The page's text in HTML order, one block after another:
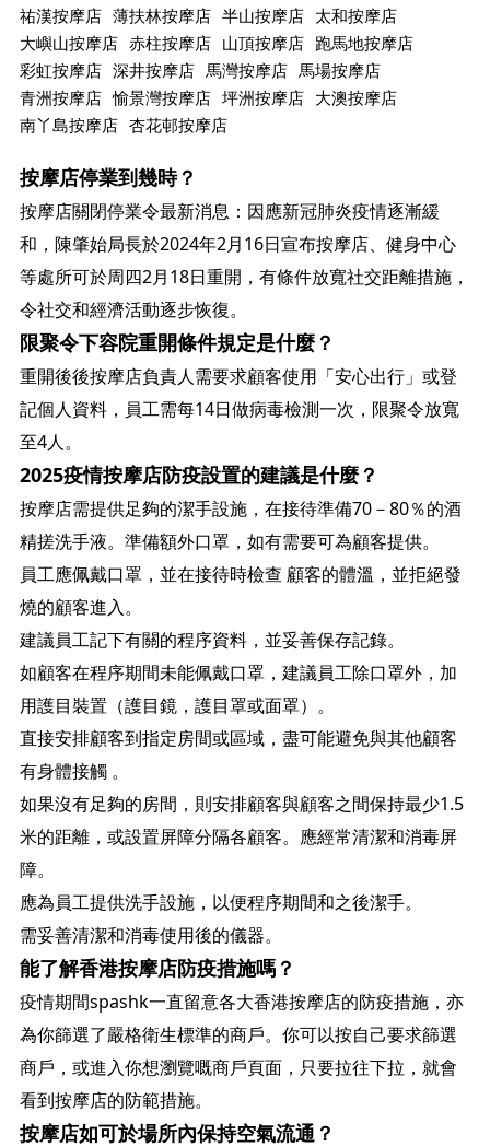
祐漢按摩店 薄扶林按摩店 半山按摩店 太和按摩店
大嶼山按摩店 赤柱按摩店 山頂按摩店 跑馬地按摩店
彩虹按摩店 深井按摩店 馬灣按摩店 馬場按摩店
青洲按摩店 愉景灣按摩店 坪洲按摩店 大澳按摩店
南丫島按摩店 杏花邨按摩店
按摩店停業到幾時？
按摩店關閉停業令最新消息：因應新冠肺炎疫情逐漸緩
和，陳肇始局長於2024年2月16日宣布按摩店、健身中心
等處所可於周四2月18日重開，有條件放寬社交距離措施，
令社交和經濟活動逐步恢復。
限聚令下容院重開條件規定是什麼？
重開後後按摩店負責人需要求顧客使用「安心出行」或登
記個人資料，員工需每14日做病毒檢測一次，限聚令放寬
至4人。
2025疫情按摩店防疫設置的建議是什麼？
按摩店需提供足夠的潔手設施，在接待準備70－80％的酒
精搓洗手液。準備額外口罩，如有需要可為顧客提供。
員工應佩戴口罩，並在接待時檢查 顧客的體溫，並拒絕發
燒的顧客進入。
建議員工記下有關的程序資料，並妥善保存記錄。
如顧客在程序期間未能佩戴口罩，建議員工除口罩外，加
用護目裝置（護目鏡，護目罩或面罩）。
直接安排顧客到指定房間或區域，盡可能避免與其他顧客
有身體接觸 。
如果沒有足夠的房間，則安排顧客與顧客之間保持最少1.5
米的距離，或設置屏障分隔各顧客。應經常清潔和消毒屏
障。
應為員工提供洗手設施，以便程序期間和之後潔手。
需妥善清潔和消毒使用後的儀器。
能了解香港按摩店防疫措施嗎？
疫情期間spashk一直留意各大香港按摩店的防疫措施，亦
為你篩選了嚴格衛生標準的商戶。你可以按自己要求篩選
商戶，或進入你想瀏覽嘅商戶頁面，只要拉往下拉，就會
看到按摩店的防範措施。
按摩店如可於場所內保持空氣流通？